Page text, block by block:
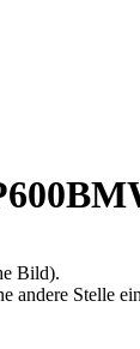
Bild).
andere Stelle